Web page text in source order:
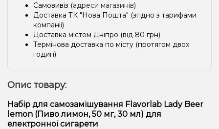
Самовивіз (адреси магазинів)
Доставка ТК "Нова Пошта" (згідно з тарифами
компанії)
Доставка містом Дніпро (від 80 грн)
Термінова доставка по місту (протягом двох
годин)
Опис товару:
Набір для самозамішування Flavorlab Lady Beer
lemon (Пиво лимон, 50 мг, 30 мл) для
електронної сигарети